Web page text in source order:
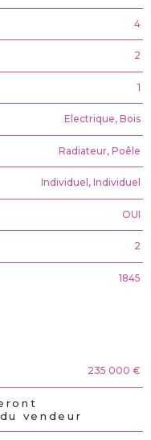
4
2
1
Electrique, Bois
Radiateur, Poêle
Individuel, Individuel
OUI
2
1845
235 000 €
vendeur